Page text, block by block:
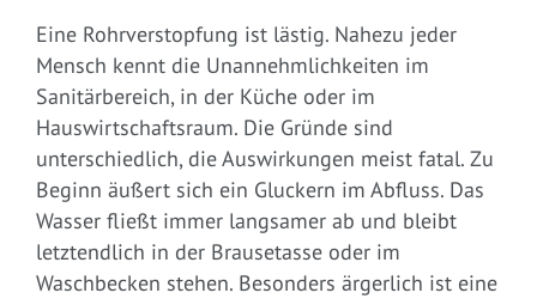
Eine Rohrverstopfung ist lästig. Nahezu jeder
Mensch kennt die Unannehmlichkeiten im
Sanitärbereich, in der Küche oder im
Hauswirtschaftsraum. Die Gründe sind
unterschiedlich, die Auswirkungen meist fatal. Zu
Beginn äußert sich ein Gluckern im Abfluss. Das
Wasser fließt immer langsamer ab und bleibt
letztendlich in der Brausetasse oder im
Waschbecken stehen. Besonders ärgerlich ist eine